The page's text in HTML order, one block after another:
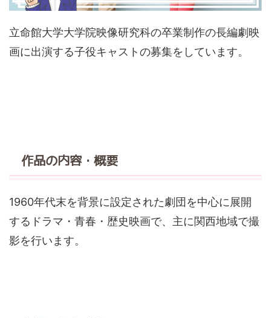
立命館大学大学院映像研究科の卒業制作の長編劇映
画に出演する子役キャストの募集をしています。
作品の内容・概要
1960年代末を背景に設定された劇団を中心に展開
するドラマ・青春・歴史映画で、主に関西地域で撮
影を行います。